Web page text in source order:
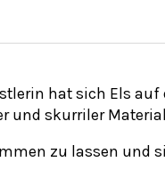
hat sich Els
und skurriler
zu lassen und